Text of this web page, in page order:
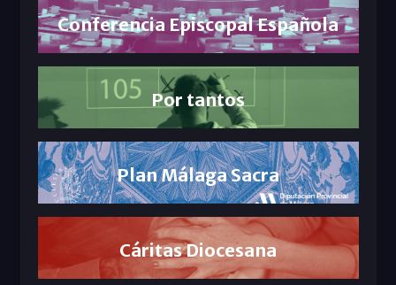
Conferencia Episcopal Española
Por tantos
Plan Málaga Sacra
Cáritas Diocesana